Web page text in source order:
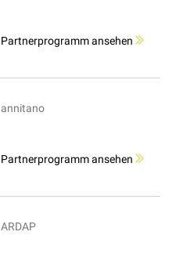
Partnerprogramm ansehen
annitano
Partnerprogramm ansehen
ARDAP